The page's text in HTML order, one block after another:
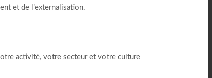
et de l’externalisation.
activité, votre secteur et votre culture